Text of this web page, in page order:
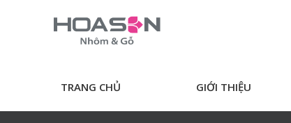
TRANG CHỦ GIỚI THIỆU